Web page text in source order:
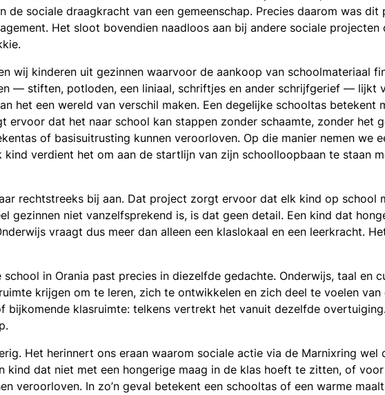
de sociale draagkracht van een gemeenschap. Precies daarom was
Het sloot bovendien naadloos aan bij andere sociale
wij kinderen uit gezinnen waarvoor de aankoop van schoolmateriaal
— stiften, potloden, een liniaal, schriftjes en ander schrijfgerief — lijkt
het een wereld van verschil maken. Een degelijke schooltas betekent
ervoor dat het naar school kan stappen zonder schaamte, zonder het
of basisuitrusting kunnen veroorloven. Op die manier nemen we
kind verdient het om aan de startlijn van zijn schoolloopbaan te staan
rechtstreeks bij aan. Dat project zorgt ervoor dat elk kind op school
gezinnen niet vanzelfsprekend is, is dat geen detail. Een kind dat
vraagt dus meer dan alleen een klaslokaal en een leerkracht.
in Orania past precies in diezelfde gedachte. Onderwijs, taal en
krijgen om te leren, zich te ontwikkelen en zich deel te voelen
bijkomende klasruimte: telkens vertrekt het vanuit dezelfde
Het herinnert ons eraan waarom sociale actie via de Marnixring
kind dat niet met een hongerige maag in de klas hoeft te zitten, of
veroorloven. In zo’n geval betekent een schooltas of een warme